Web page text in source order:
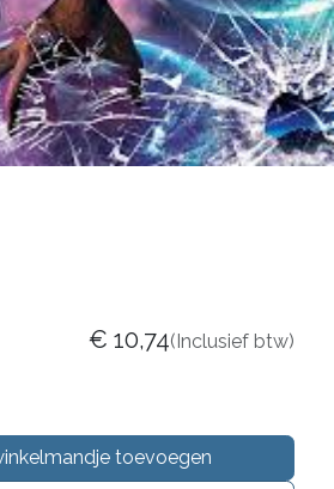
toevoegen
€ 10,74(Inclusief btw)